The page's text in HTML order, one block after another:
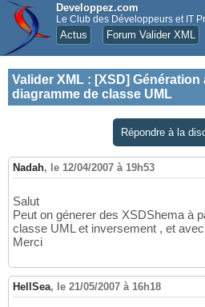
Developpez.com
Le Club des Développeurs et IT
Actus Forum Valider XML
Valider XML : [XSD]
diagramme de classe UML
Répondre à la
Nadah, le 12/04/2007 à 19h53
Salut
Peut on génerer des XSDShema à
classe UML et inversement , et
Merci
HellSea, le 21/05/2007 à 16h18